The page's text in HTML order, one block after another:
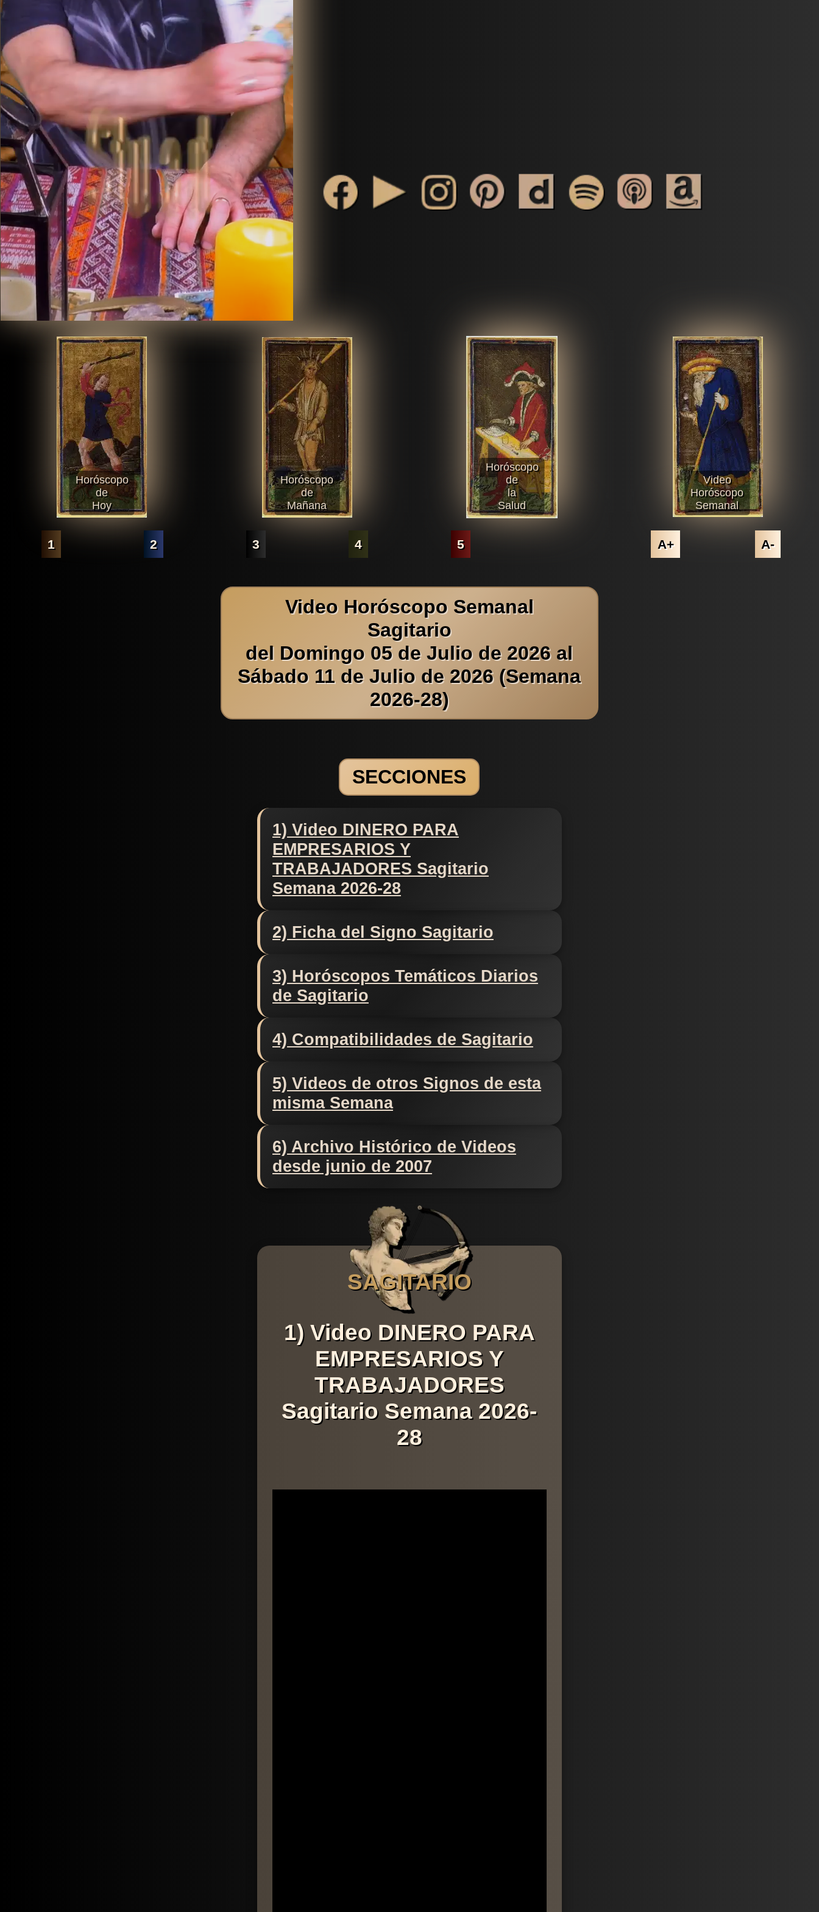
Horóscopo
de
Hoy
Horóscopo
de
Mañana
Horóscopo
de
la
Salud
Video
Horóscopo
Semanal
1 2 3 4 5 A+ A-
Video Horóscopo Semanal
Sagitario
del Domingo 05 de Julio de 2026 al
Sábado 11 de Julio de 2026 (Semana
2026-28)
SECCIONES
1) Video DINERO PARA
EMPRESARIOS Y
TRABAJADORES Sagitario
Semana 2026-28
2) Ficha del Signo Sagitario
3) Horóscopos Temáticos Diarios
de Sagitario
4) Compatibilidades de Sagitario
5) Videos de otros Signos de esta
misma Semana
6) Archivo Histórico de Videos
desde junio de 2007
SAGITARIO
1) Video DINERO PARA
EMPRESARIOS Y
TRABAJADORES
Sagitario Semana 2026-
28